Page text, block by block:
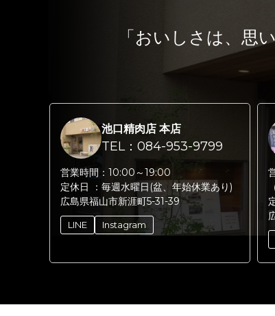
「おいしさは、思
池口精肉店 本店
TEL：084-953-9799
営業時間： 10:00～19:00
定休日 ： 毎週水曜日(盆、年始休業あり)
広島県福山市新涯町5-31-39
LINE Instagram